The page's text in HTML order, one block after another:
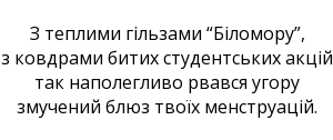
З теплими гільзами “Біломору”,
з ковдрами битих студентських акцій
так наполегливо рвався угору
змучений блюз твоїх менструацій.